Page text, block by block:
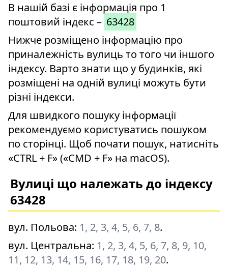
В нашій базі є інформація про 1
поштовий індекс – 63428
Нижче розміщено інформацію про
приналежність вулиць то того чи іншого
індексу. Варто знати що у будинків, які
розміщені на одній вулиці можуть бути
різні індекси.
Для швидкого пошуку інформації
рекомендуємо користуватись пошуком
по сторінці. Щоб почати пошук, натисніть
«CTRL + F» («CMD + F» на macOS).
Вулиці що належать до індексу
63428
вул. Польова: 1, 2, 3, 4, 5, 6, 7, 8.
вул. Центральна: 1, 2, 3, 4, 5, 6, 7, 8, 9, 10,
11, 12, 13, 14, 15, 16, 17, 18, 19, 20.